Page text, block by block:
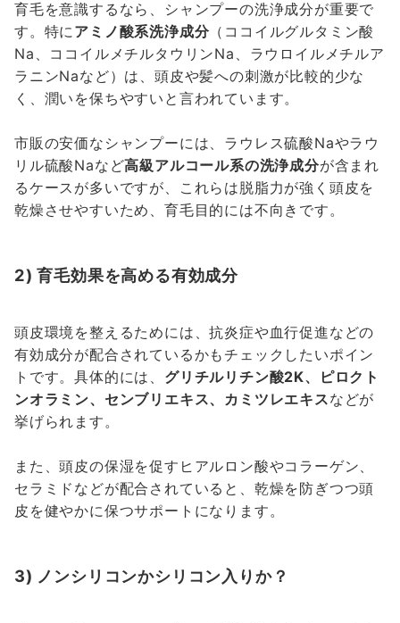
育毛を意識するなら、シャンプーの洗浄成分が重要で
す。特にアミノ酸系洗浄成分（ココイルグルタミン酸
Na、ココイルメチルタウリンNa、ラウロイルメチルア
ラニンNaなど）は、頭皮や髪への刺激が比較的少な
く、潤いを保ちやすいと言われています。
市販の安価なシャンプーには、ラウレス硫酸Naやラウ
リル硫酸Naなど高級アルコール系の洗浄成分が含まれ
るケースが多いですが、これらは脱脂力が強く頭皮を
乾燥させやすいため、育毛目的には不向きです。
2) 育毛効果を高める有効成分
頭皮環境を整えるためには、抗炎症や血行促進などの
有効成分が配合されているかもチェックしたいポイン
トです。具体的には、 グリチルリチン酸2K、ピロクト
ンオラミン、センブリエキス、カミツレエキスなどが
挙げられます。
また、頭皮の保湿を促すヒアルロン酸やコラーゲン、
セラミドなどが配合されていると、乾燥を防ぎつつ頭
皮を健やかに保つサポートになります。
3) ノンシリコンかシリコン入りか？